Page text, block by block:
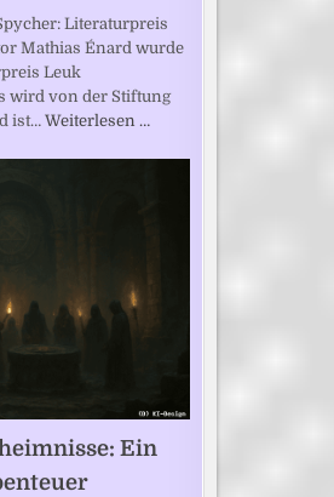
Literaturpreis
Mathias Énard wurde
Leuk
wird von der Stiftung
ist… Weiterlesen …
Ein